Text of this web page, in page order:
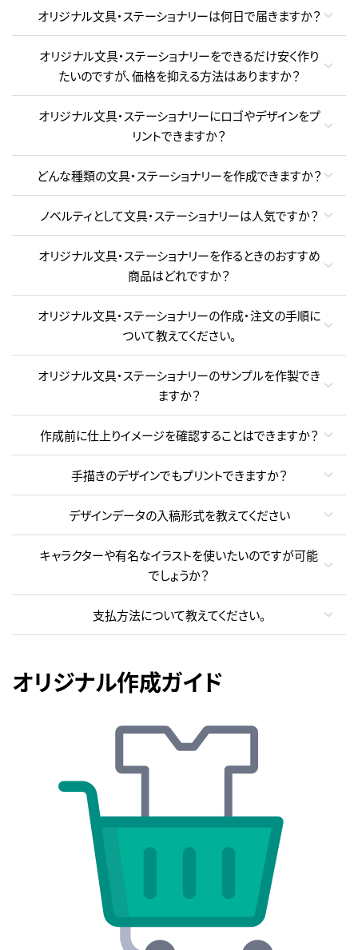
オリジナル文具・ステーショナリーは何日で届きますか？
オリジナル文具・ステーショナリーをできるだけ安く作り
たいのですが、価格を抑える方法はありますか？
オリジナル文具・ステーショナリーにロゴやデザインをプ
リントできますか？
どんな種類の文具・ステーショナリーを作成できますか？
ノベルティとして文具・ステーショナリーは人気ですか？
オリジナル文具・ステーショナリーを作るときのおすすめ
商品はどれですか？
オリジナル文具・ステーショナリーの作成・注文の手順に
ついて教えてください。
オリジナル文具・ステーショナリーのサンプルを作製でき
ますか？
作成前に仕上りイメージを確認することはできますか？
手描きのデザインでもプリントできますか？
デザインデータの入稿形式を教えてください
キャラクターや有名なイラストを使いたいのですが可能
でしょうか？
支払方法について教えてください。
オリジナル作成ガイド